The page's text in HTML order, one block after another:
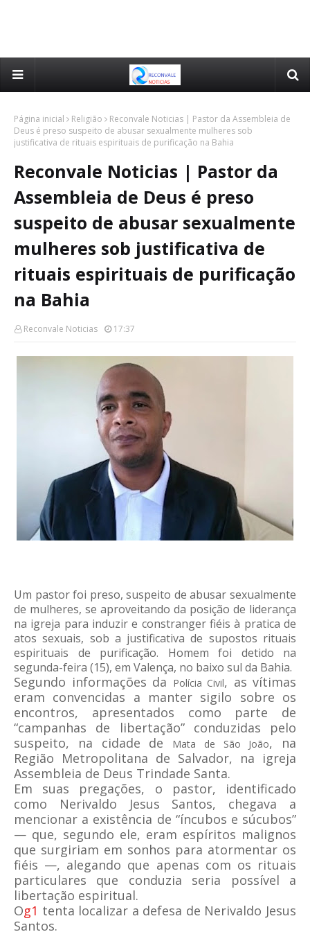
Página inicial Religião
Reconvale Noticias | Pastor da Assembleia de
Deus é preso suspeito de abusar sexualmente mulheres sob
justificativa de rituais espirituais de purificação na Bahia
Reconvale Noticias | Pastor da
Assembleia de Deus é preso
suspeito de abusar sexualmente
mulheres sob justificativa de
rituais espirituais de purificação
na Bahia
Reconvale Noticias 17:37
Um pastor foi preso, suspeito de abusar sexualmente
de mulheres, se aproveitando da posição de liderança
na igreja para induzir e constranger fiéis à pratica de
atos sexuais, sob a justificativa de supostos rituais
espirituais de purificação. Homem foi detido na
segunda-feira (15), em Valença, no baixo sul da Bahia.
Segundo informações da Polícia Civil, as vítimas
eram convencidas a manter sigilo sobre os
encontros, apresentados como parte de
“campanhas de libertação” conduzidas pelo
suspeito, na cidade de
Mata de São João, na
Região Metropolitana de Salvador, na igreja
Assembleia de Deus Trindade Santa.
Em suas pregações, o pastor, identificado
como Nerivaldo Jesus Santos, chegava a
mencionar a existência de “íncubos e súcubos”
— que, segundo ele, eram espíritos malignos
que surgiriam em sonhos para atormentar os
fiéis —, alegando que apenas com os rituais
particulares que conduzia seria possível a
libertação espiritual.
Og1 tenta localizar a defesa de Nerivaldo Jesus
Santos.